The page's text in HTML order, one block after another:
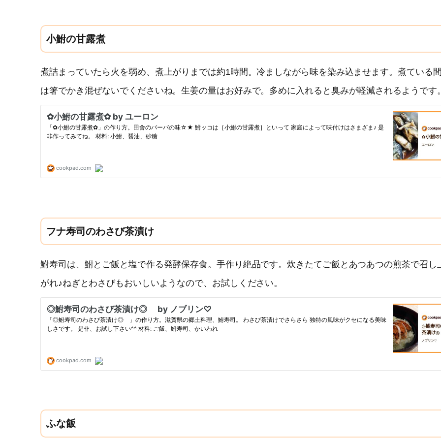
小鮒の甘露煮
煮詰まっていたら火を弱め、煮上がりまでは約1時間。冷ましながら味を染み込ませます。煮ている
は箸でかき混ぜないでくださいね。生姜の量はお好みで。多めに入れると臭みが軽減されるようです
フナ寿司のわさび茶漬け
鮒寿司は、鮒とご飯と塩で作る発酵保存食。手作り絶品です。炊きたてご飯とあつあつの煎茶で召し
がれ♪ねぎとわさびもおいしいようなので、お試しください。
ふな飯